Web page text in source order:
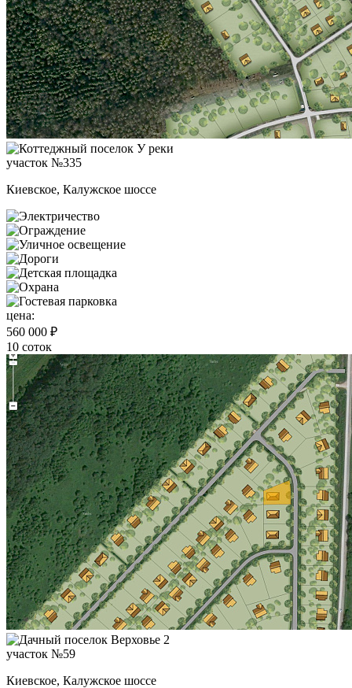
участок №335
Киевское, Калужское шоссе
цена:
560 000 ₽
10 соток
участок №59
Киевское, Калужское шоссе